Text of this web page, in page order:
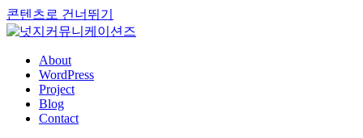
콘텐츠로 건너뛰기
About
WordPress
Project
Blog
Contact